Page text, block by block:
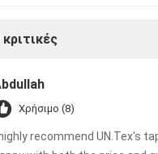
Χρήσιμο (8)
highly recommend UN.Tex's